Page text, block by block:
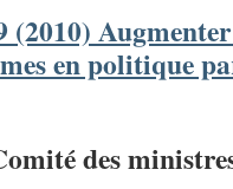
(2010)
en politique
des